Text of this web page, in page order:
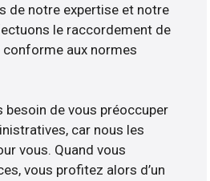
de notre expertise et notre
le raccordement de
aux normes
besoin de vous préoccuper
car nous les
vous. Quand vous
vous profitez alors d’un